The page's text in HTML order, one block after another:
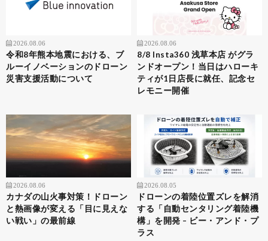
2026.08.06
令和8年熊本地震における、ブ
ルーイノベーションのドローン
災害支援活動について
2026.08.06
8/8 Insta360 浅草本店 がグラ
ンドオープン！当日はハローキ
ティが1日店長に就任、記念セ
レモニー開催
2026.08.06
カナダの山火事対策！ドローン
と熱画像が変える「目に見えな
い戦い」の最前線
2026.08.05
ドローンの着陸位置ズレを解消
する「自動センタリング着陸機
構」を開発 – ビー・アンド・プ
ラス